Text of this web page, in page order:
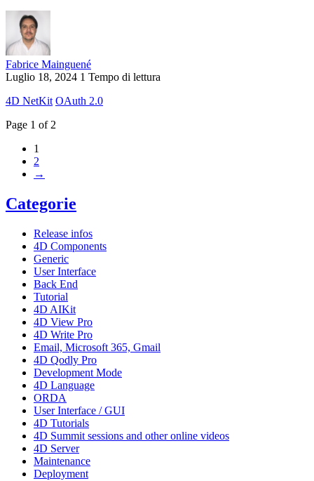
Fabrice Mainguené
Luglio 18, 2024 1 Tempo di lettura
4D NetKit OAuth 2.0
Page 1 of 2
1
2
→
Categorie
Release infos
4D Components
Generic
User Interface
Back End
Tutorial
4D AIKit
4D View Pro
4D Write Pro
Email, Microsoft 365, Gmail
4D Qodly Pro
Development Mode
4D Language
ORDA
User Interface / GUI
4D Tutorials
4D Summit sessions and other online videos
4D Server
Maintenance
Deployment